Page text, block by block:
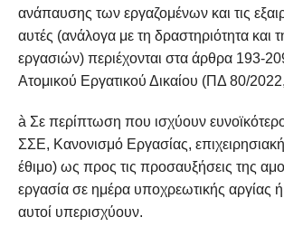
ανάπαυσης των εργαζομένων και τις
αυτές (ανάλογα με τη δραστηριότητα και
εργασιών) περιέχονται στα άρθρα 193-
Ατομικού Εργατικού Δικαίου (ΠΔ 80/
à Σε περίπτωση που ισχύουν
ΣΣΕ, Κανονισμό Εργασίας,
έθιμο) ως προς τις προσαυξήσεις της
εργασία σε ημέρα υποχρεωτικής αργίας
αυτοί υπερισχύουν.